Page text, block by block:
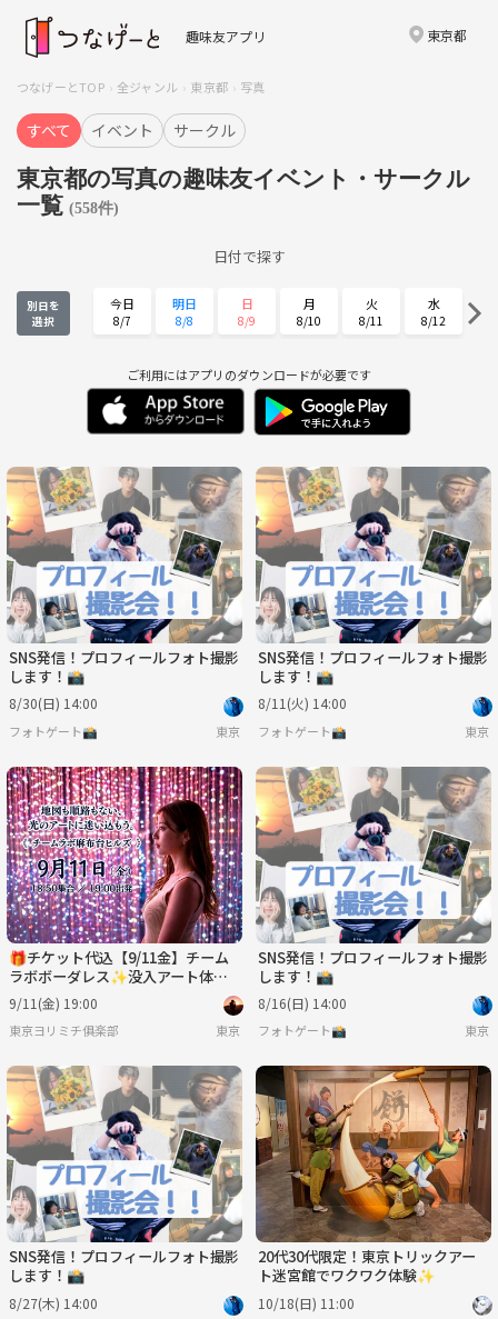
趣味友アプリ 東京都
つなげーとTOP 全ジャンル 東京都 写真
すべて イベント サークル
東京都の写真の趣味友イベント・サークル
一覧 (558件)
日付で探す
別日を
選択
今日
8/7
明日
8/8
日
8/9
月
8/10
火
8/11
水
8/12
8/13 8/14 8/15 8/16 8/17
水
8/19
木
8/20
土
8/22
日
8/23
8/25 8/26 8/27 8/28 8/29 8/30
月
8/31
火
9/1
水 木
9/3
金
9/4
土
9/5
ご利用にはアプリのダウンロードが必要です
SNS発信！プロフィールフォト撮影
します！📸
8/30(日) 14:00
フォトゲート📸 東京
SNS発信！プロフィールフォト撮影
します！📸
8/11(火) 14:00
フォトゲート📸 東京
🎁チケット代込【9/11金】チーム
ラボボーダレス✨没入アート体験
で心癒されるヨリミチ｜1人参加歓
迎
9/11(金) 19:00
東京ヨリミチ俱楽部 東京
SNS発信！プロフィールフォト撮影
します！📸
8/16(日) 14:00
フォトゲート📸 東京
SNS発信！プロフィールフォト撮影
します！📸
8/27(木) 14:00
20代30代限定！東京トリックアー
ト迷宮館でワクワク体験✨
10/18(日) 11:00